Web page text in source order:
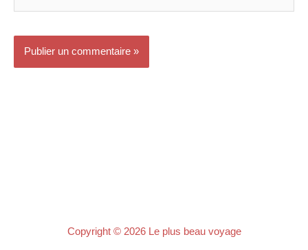
Copyright © 2026 Le plus beau voyage